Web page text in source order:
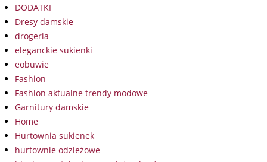
DODATKI
Dresy damskie
drogeria
eleganckie sukienki
eobuwie
Fashion
Fashion aktualne trendy modowe
Garnitury damskie
Home
Hurtownia sukienek
hurtownie odzieżowe